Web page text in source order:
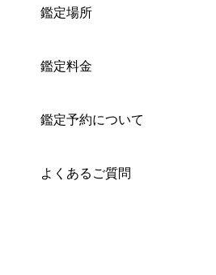
鑑定場所
鑑定料金
鑑定予約について
よくあるご質問